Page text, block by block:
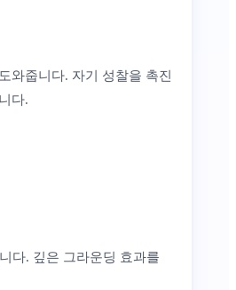
와줍니다. 자기 성찰을 촉진
다.
다. 깊은 그라운딩 효과를